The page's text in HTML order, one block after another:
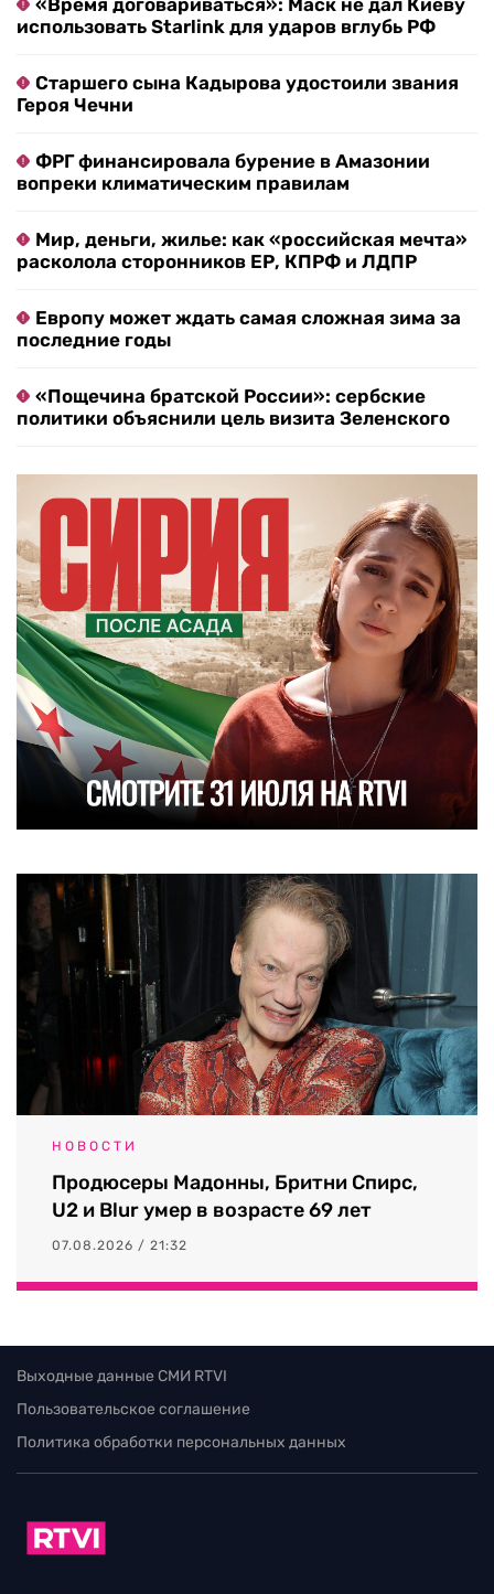
«Время договариваться»: Маск не дал Киеву
использовать Starlink для ударов вглубь РФ
Старшего сына Кадырова удостоили звания
Героя Чечни
ФРГ финансировала бурение в Амазонии
вопреки климатическим правилам
Мир, деньги, жилье: как «российская мечта»
расколола сторонников ЕР, КПРФ и ЛДПР
Европу может ждать самая сложная зима за
последние годы
«Пощечина братской России»: сербские
политики объяснили цель визита Зеленского
НОВОСТИ
Продюсеры Мадонны, Бритни Спирс,
U2 и Blur умер в возрасте 69 лет
07.08.2026 / 21:32
Выходные данные СМИ RTVI
Пользовательское соглашение
Политика обработки персональных данных